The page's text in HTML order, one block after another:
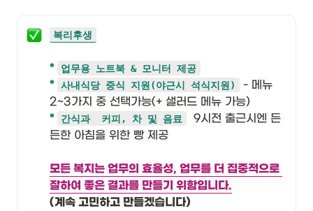
복리후생
* 업무용 노트북 & 모니터 제공
* 사내식당 중식 지원(야근시 석식지원)
- 메뉴
* 간식과  커피, 차 및 음료
  9시전 출근시엔 든
든한 아침을 위한 빵 제공
모든 복지는 업무의 효율성, 업무를 더 집중적으로
잘하여 좋은 결과를 만들기 위함입니다.
(계속 고민하고 만들겠습니다)